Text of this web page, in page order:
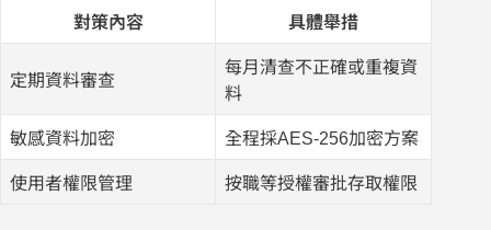
對策內容 具體舉措
定期資料審查
每月清查不正確或重複資
料
敏感資料加密 全程採AES-256加密方案
使用者權限管理 按職等授權審批存取權限